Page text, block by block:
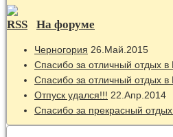
На форуме
Черногория 26.Май.2015
Спасибо за отличный отдых в
Спасибо за отличный отдых
Отпуск удался!!! 22.Апр.2014
Спасибо за прекрасный